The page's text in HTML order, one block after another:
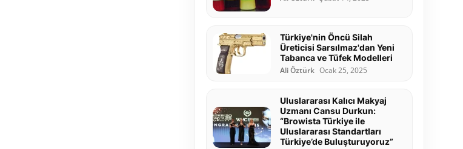
Türkiye'nin Öncü Silah
Üreticisi Sarsılmaz'dan Yeni
Tabanca ve Tüfek Modelleri
Ali Öztürk Ocak 25, 2025
Uluslararası Kalıcı Makyaj
Uzmanı Cansu Durkun:
“Browista Türkiye ile
Uluslararası Standartları
Türkiye’de Buluşturuyoruz”